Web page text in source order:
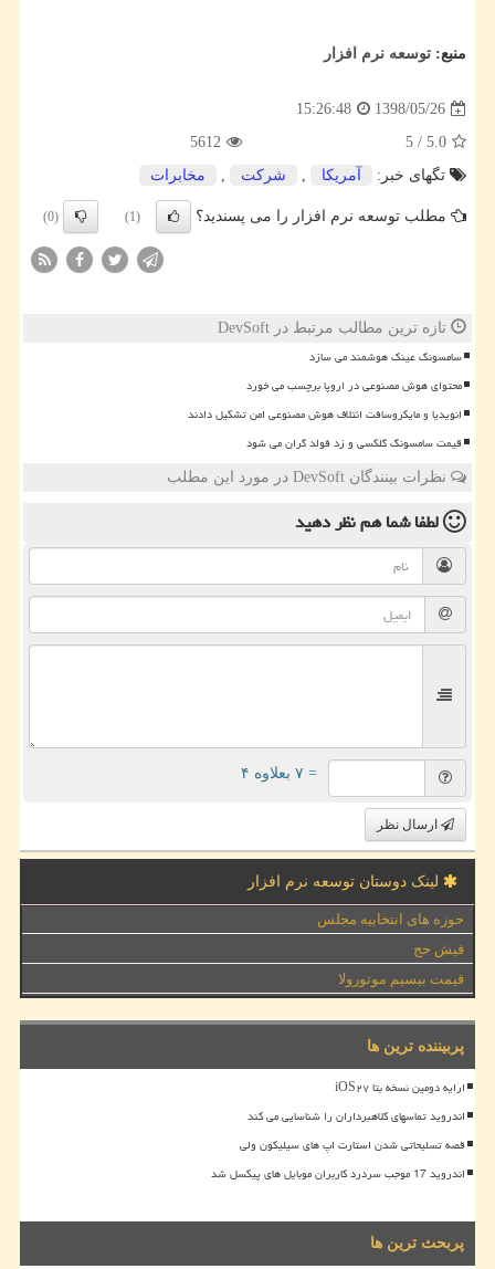
منبع: توسعه نرم افزار
1398/05/26
15:26:48
5.0
/
5
5612
تگهای خبر:
آمریكا , شركت , مخابرات
مطلب توسعه نرم افزار را می پسندید؟ (1)
(0)
تازه ترین مطالب مرتبط در DevSoft
سامسونگ عینک هوشمند می سازد
محتوای هوش مصنوعی در اروپا برچسب می خورد
انویدیا و مایکروسافت ائتلاف هوش مصنوعی امن تشکیل دادند
قیمت سامسونگ گلکسی و زد فولد گران می شود
نظرات بینندگان DevSoft در مورد این مطلب
لطفا شما همنظر دهید
= ۷ بعلاوه ۴
ارسال نظر
لینک دوستان توسعه نرم افزار
حوزه های انتخابیه مجلس
فیش حج
قیمت بیسیم موتورولا
پربیننده ترین ها
ارایه دومین نسخه بتا iOS۲۷
اندروید تماسهای کلاهبرداران را شناسایی می کند
قصه تسلیحاتی شدن استارت اپ های سیلیکون ولی
اندروید 17 موجب سردرد کاربران موبایل های پیکسل شد
پربحث ترین ها